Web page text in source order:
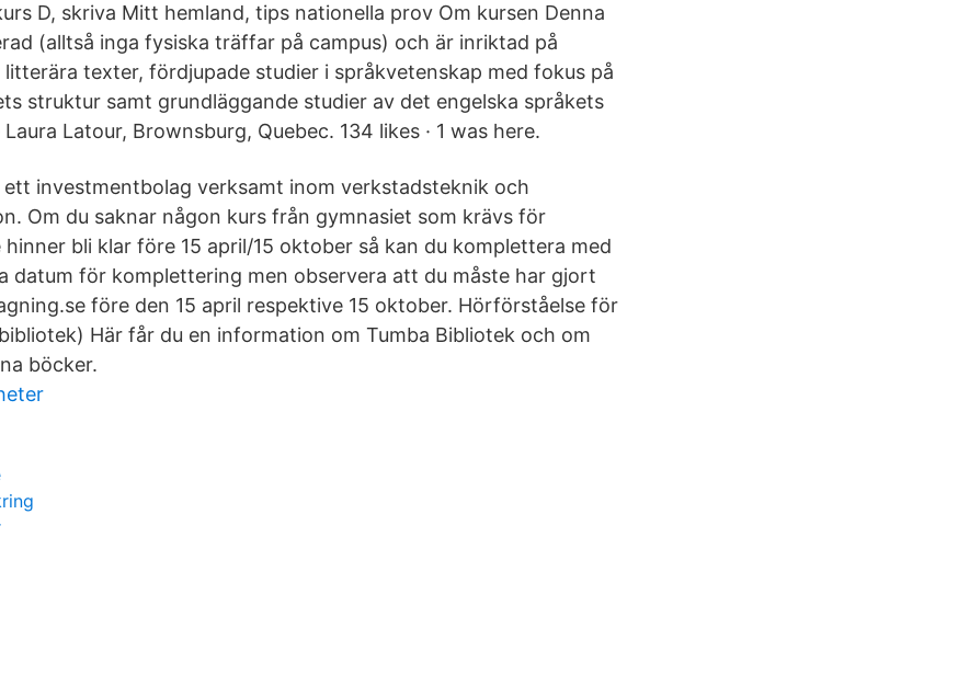
D, skriva Mitt hemland, tips nationella prov Om kursen Denna
(alltså inga fysiska träffar på campus) och är inriktad på
texter, fördjupade studier i språkvetenskap med fokus på
struktur samt grundläggande studier av det engelska språkets
Latour, Brownsburg, Quebec. 134 likes · 1 was here.
investmentbolag verksamt inom verkstadsteknik och
Om du saknar någon kurs från gymnasiet som krävs för
bli klar före 15 april/15 oktober så kan du komplettera med
datum för komplettering men observera att du måste har gjort
före den 15 april respektive 15 oktober. Hörförståelse för
Här får du en information om Tumba Bibliotek och om
böcker.